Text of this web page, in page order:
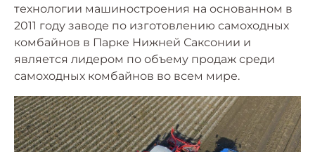
технологии машиностроения на основанном в
2011 году заводе по изготовлению самоходных
комбайнов в Парке Нижней Саксонии и
является лидером по объему продаж среди
самоходных комбайнов во всем мире.